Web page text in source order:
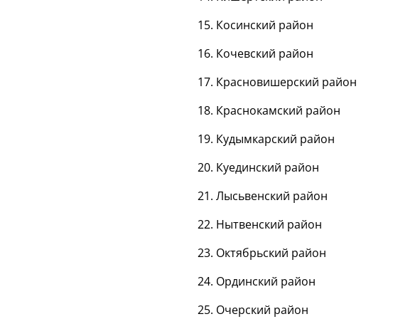
15. Косинский район
16. Кочевский район
17. Красновишерский район
18. Краснокамский район
19. Кудымкарский район
20. Куединский район
21. Лысьвенский район
22. Нытвенский район
23. Октябрьский район
24. Ординский район
25. Очерский район